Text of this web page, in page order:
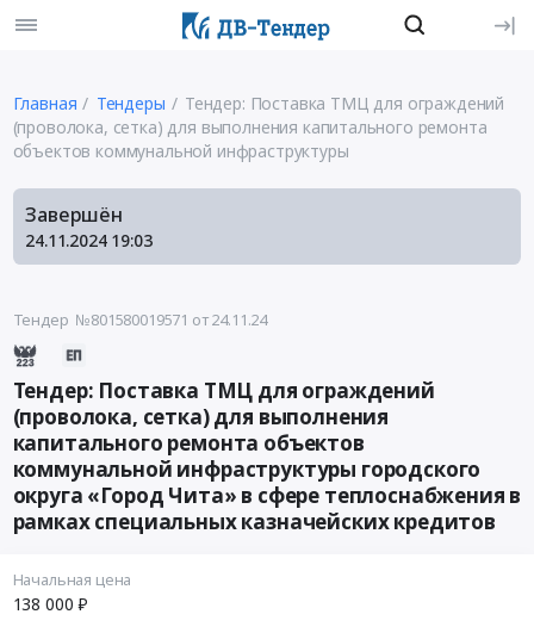
Главная Тендеры
Тендер: Поставка ТМЦ для ограждений
(проволока, сетка) для выполнения капитального ремонта
объектов коммунальной инфраструктуры
Завершён
24.11.2024 19:03
Тендер №801580019571 от 24.11.24
Тендер: Поставка ТМЦ для ограждений
(проволока, сетка) для выполнения
капитального ремонта объектов
коммунальной инфраструктуры городского
округа «Город Чита» в сфере теплоснабжения в
рамках специальных казначейских кредитов
Начальная цена
138 000 ₽